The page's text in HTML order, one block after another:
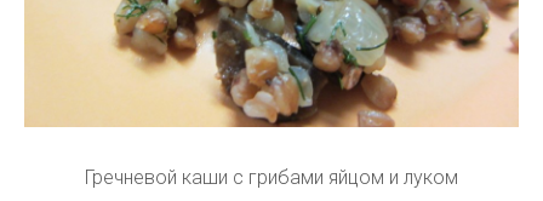
Гречневой каши с грибами яйцом и луком